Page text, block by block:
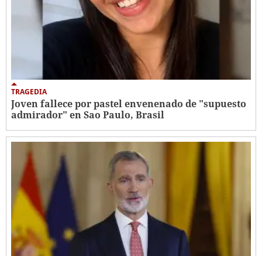
TRAGEDIA
Joven fallece por pastel envenenado de "supuesto
admirador" en Sao Paulo, Brasil